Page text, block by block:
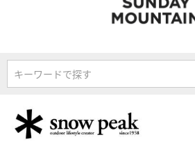
キーワードで探す